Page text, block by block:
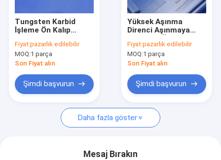
Fabrika turu
Bizimle İletişim
Bir İndirim İste
Tungsten Karbür İşleme
Tungsten Karbid
İşleme Ön Kalıp
için Tungsten Pin
Fiyat:pazarlık edilebilir
MOQ:1 parça
Son Fiyat alın
Şimdi başvurun
Yüksek Aşınma
Direnci Aşınmaya
Tungsten Karbür
İğneler ve Karbür
Zımba Pimi
Fiyat:pazarlık edilebilir
MOQ:1 parça
Son Fiyat alın
Şimdi başvurun
Daha fazla göster
Mesaj Bırakın